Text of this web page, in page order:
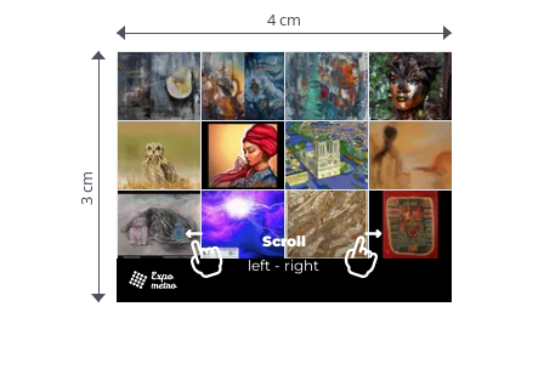
3 cm
4 cm
Scroll
left - right